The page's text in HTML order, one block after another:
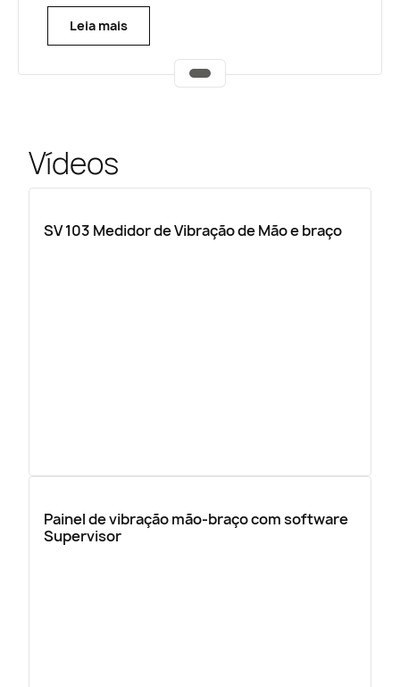
Leia mais
Vídeos
SV 103 Medidor de Vibração de Mão e braço
Painel de vibração mão-braço com software
Supervisor